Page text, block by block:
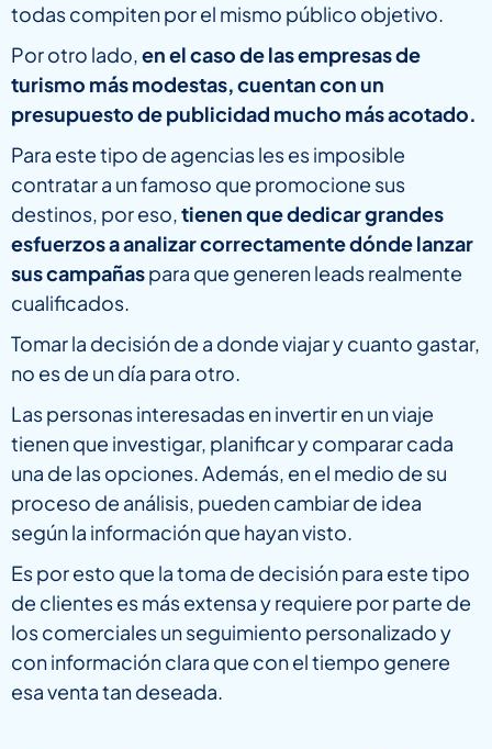
todas compiten por el mismo público objetivo.
Por otro lado,en el caso de las empresas de
turismo más modestas, cuentan con un
presupuesto de publicidad mucho más acotado.
Para este tipo de agencias les es imposible
contratar a un famoso que promocione sus
destinos, por eso,tienen que dedicar grandes
esfuerzos a analizar correctamente dónde lanzar
sus campañaspara que generen leads realmente
cualificados.
Tomar la decisión de a donde viajar y cuanto gastar,
no es de un día para otro.
Las personas interesadas en invertir en un viaje
tienen que investigar, planificar y comparar cada
una de las opciones. Además, en el medio de su
proceso de análisis, pueden cambiar de idea
según la información que hayan visto.
Es por esto que la toma de decisión para este tipo
de clientes es más extensa y requiere por parte de
los comerciales un seguimiento personalizado y
con información clara que con el tiempo genere
esa venta tan deseada.